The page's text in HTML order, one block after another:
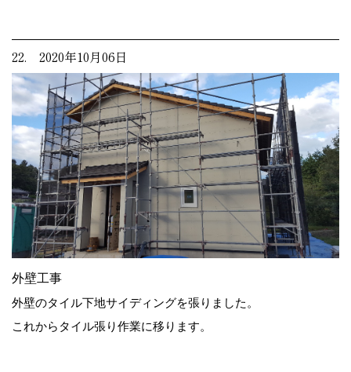
22. 2020年10月06日
外壁工事
外壁のタイル下地サイディングを張りました。
これからタイル張り作業に移ります。